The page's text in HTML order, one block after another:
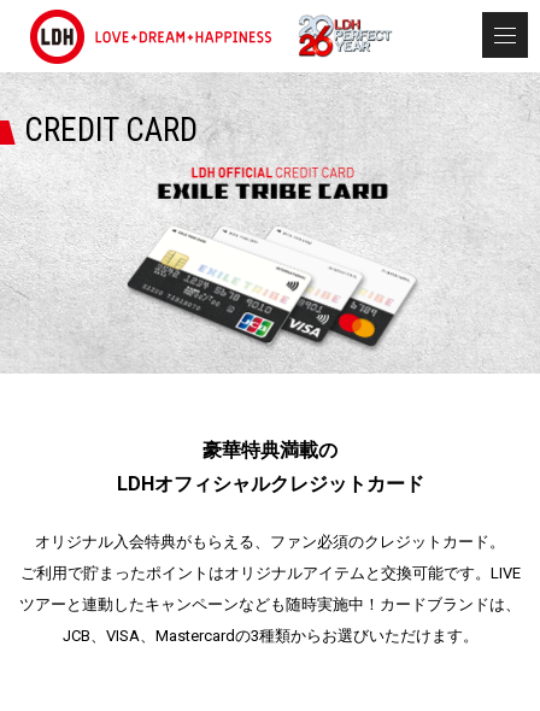
CREDIT CARD
豪華特典満載の
LDHオフィシャルクレジットカード
オリジナル入会特典がもらえる、ファン必須のクレジットカード。
ご利用で貯まったポイントはオリジナルアイテムと交換可能です。 LIVE
ツアーと連動したキャンペーンなども随時実施中！ カードブランドは、
JCB、VISA、Mastercardの3種類からお選びいただけます。